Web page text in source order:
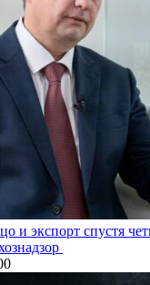
и экспорт спустя